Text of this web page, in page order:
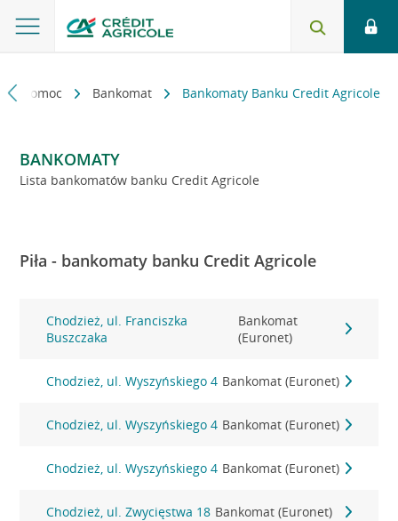
i pomoc Bankomat Bankomaty Banku Credit Agricole
BANKOMATY
Lista bankomatów banku Credit Agricole
Piła - bankomaty banku Credit Agricole
Chodzież, ul. Franciszka
Buszczaka
Bankomat
(Euronet)
Chodzież, ul. Wyszyńskiego 4 Bankomat (Euronet)
Chodzież, ul. Wyszyńskiego 4 Bankomat (Euronet)
Chodzież, ul. Wyszyńskiego 4 Bankomat (Euronet)
Chodzież, ul. Zwycięstwa 18 Bankomat (Euronet)